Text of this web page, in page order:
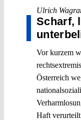
Ulrich
Scharf,
Vor kurzem
Österreich
Haft